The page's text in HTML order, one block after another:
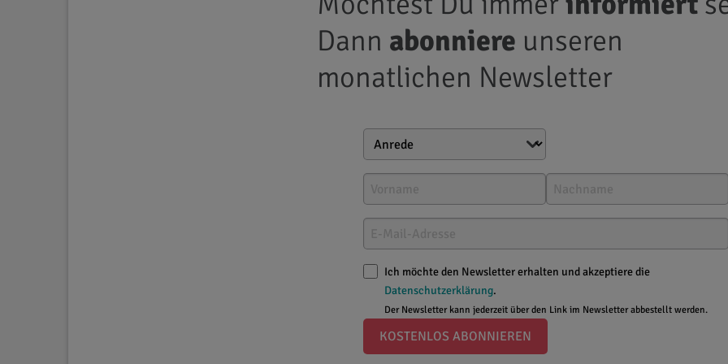
Dann abonniere unseren
monatlichen Newsletter
Ich möchte den Newsletter erhalten und akzeptiere die
Datenschutzerklärung.
Der Newsletter kann jederzeit über den Link im Newsletter abbestellt werden.
KOSTENLOS ABONNIEREN